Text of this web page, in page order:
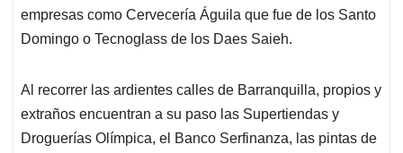
empresas como Cervecería Águila que fue de los Santo
Domingo o Tecnoglass de los Daes Saieh.
Al recorrer las ardientes calles de Barranquilla, propios y
extraños encuentran a su paso las Supertiendas y
Droguerías Olímpica, el Banco Serfinanza, las pintas de